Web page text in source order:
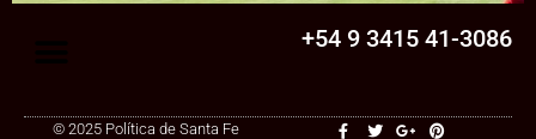
+54 9 3415 41-3086
© 2025 Política de Santa Fe